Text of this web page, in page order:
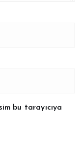
bu tarayıcıya